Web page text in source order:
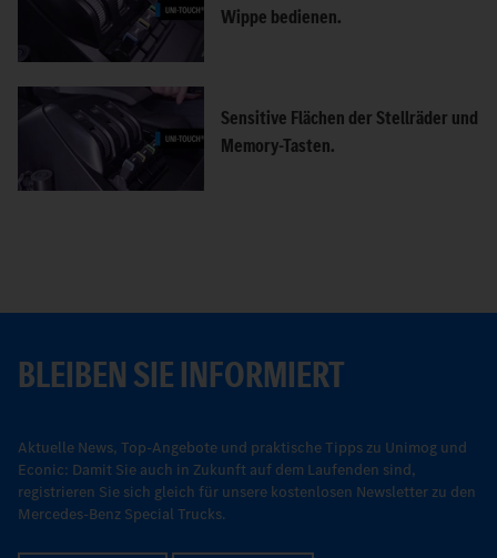
Wippe bedienen.
Sensitive Flächen der Stellräder und
Memory-Tasten.
BLEIBEN SIE INFORMIERT
Aktuelle News, Top-Angebote und praktische Tipps zu Unimog und
Econic: Damit Sie auch in Zukunft auf dem Laufenden sind,
registrieren Sie sich gleich für unsere kostenlosen Newsletter zu den
Mercedes-Benz Special Trucks.